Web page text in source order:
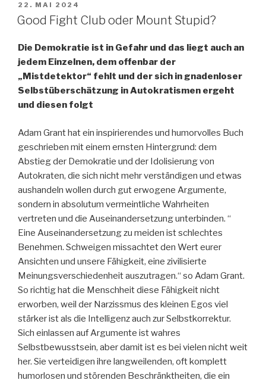
VERÖFFENTLICHT
AM
22. MAI 2024
Good Fight Club oder Mount Stupid?
Die Demokratie ist in Gefahr und das liegt auch an
jedem Einzelnen, dem offenbar der
„Mistdetektor“ fehlt und der sich in gnadenloser
Selbstüberschätzung in Autokratismen ergeht
und diesen folgt
Adam Grant hat ein inspirierendes und humorvolles Buch
geschrieben mit einem ernsten Hintergrund: dem
Abstieg der Demokratie und der Idolisierung von
Autokraten, die sich nicht mehr verständigen und etwas
aushandeln wollen durch gut erwogene Argumente,
sondern in absolutum vermeintliche Wahrheiten
vertreten und die Auseinandersetzung unterbinden. “
Eine Auseinandersetzung zu meiden ist schlechtes
Benehmen. Schweigen missachtet den Wert eurer
Ansichten und unsere Fähigkeit, eine zivilisierte
Meinungsverschiedenheit auszutragen.“ so Adam Grant.
So richtig hat die Menschheit diese Fähigkeit nicht
erworben, weil der Narzissmus des kleinen Egos viel
stärker ist als die Intelligenz auch zur Selbstkorrektur.
Sich einlassen auf Argumente ist wahres
Selbstbewusstsein, aber damit ist es bei vielen nicht weit
her. Sie verteidigen ihre langweilenden, oft komplett
humorlosen und störenden Beschränktheiten, die ein